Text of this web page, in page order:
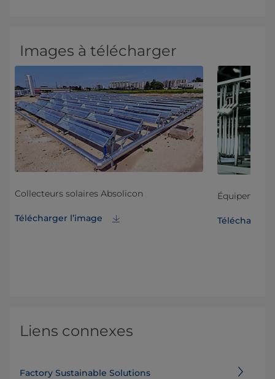
Images à télécharger
Collecteurs solaires Absolicon
Télécharger l’image
Équipement
Télécharger
Liens connexes
Factory Sustainable Solutions